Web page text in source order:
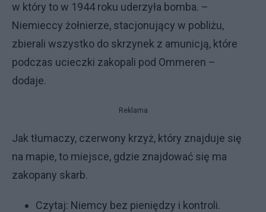
w który to w 1944 roku uderzyła bomba. –
Niemieccy żołnierze, stacjonujący w pobliżu,
zbierali wszystko do skrzynek z amunicją, które
podczas ucieczki zakopali pod Ommeren –
dodaje.
Reklama
Jak tłumaczy, czerwony krzyż, który znajduje się
na mapie, to miejsce, gdzie znajdować się ma
zakopany skarb.
Czytaj: Niemcy bez pieniędzy i kontroli.